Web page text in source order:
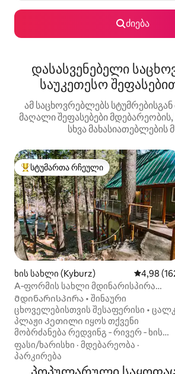
ძიება
დასასვენებელი
საუკეთესო
ამ საცხოვრებლებს
მაღალი შეფასებები
სხვა მახასიათებლების
სტუმართა რჩეული მოწინავე ვარიანტი
სტუმართა რჩეული
ხის სახლი (Kyburz) საშუალო
4,98
A‑ფორმის სახლი მდინარისპირა
დასასვენებლად • კერძო პლაჟი +
შინაური ცხოველები
Მდინარისპირა • შინაური
ცხოველებისთვის შესაფერისი •
პლაჟი Კეთილი იყოს თქვენი
მობრძანება რედვინგ ‑ რივერ ‑ ხის
სახლში! ამერიკან‑რივერის სამხრეთ
ნაწილში მდებარე, კერძო პლაჟის
მქონე საცხოვრებელი, რომელიც შუა
ფასი/ხარისხი · მდებარეობა ·
პარკირება